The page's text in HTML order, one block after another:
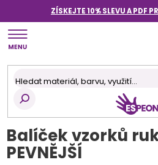
obsah
ZÍSKEJTE 10% SLEVU A PDF
Balíček vzorků
PEVNĚJŠÍ